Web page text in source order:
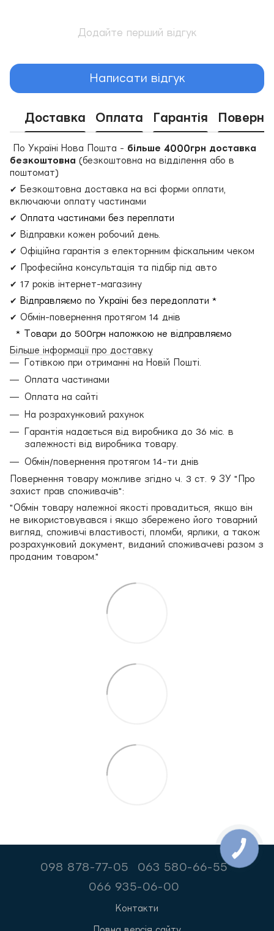
Додайте перший відгук
Написати відгук
Доставка Оплата Гарантія
По Україні Нова Пошта - більше 4000грн доставка
безкоштовна (безкоштовна на відділення або в
поштомат)
✔ Безкоштовна доставка на всі форми оплати,
включаючи оплату частинами
✔ Оплата частинами без переплати
✔ Відправки кожен робочий день.
✔ Офіційна гарантія з електорнним фіскальним чеком
✔ Професійна консультація та підбір під авто
✔ 17 років інтернет-магазину
✔ Відправляємо по Україні без передоплати *
✔ Обмін-повернення протягом 14 днів
* Товари до 500грн наложкою не відправляємо
Більше інформації про доставку
Готівкою при отриманні на Новій Пошті.
Оплата частинами
Оплата на сайті
На розрахунковий рахунок
Гарантія надається від виробника до 36 міс. в
залежності від виробника товару.
Обмін/повернення протягом 14-ти днів
Повернення товару можливе згідно ч. 3 ст. 9 ЗУ "Про
захист прав споживачів":
"Обмін товару належної якості провадиться, якщо він
не використовувався і якщо збережено його товарний
вигляд, споживчі властивості, пломби, ярлики, а також
розрахунковий документ, виданий споживачеві разом з
проданим товаром."
098 878-77-05
063 580-66-55
066 935-06-00
Контакти